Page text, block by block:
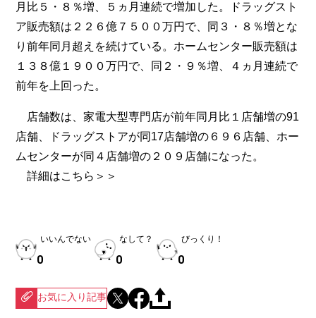
月比５・８％増、５ヵ月連続で増加した。ドラッグスト
ア販売額は２２６億７５００万円で、同３・８％増とな
り前年同月超えを続けている。ホームセンター販売額は
１３８億１９００万円で、同２・９％増、４ヵ月連続で
前年を上回った。
店舗数は、家電大型専門店が前年同月比１店舗増の91
店舗、ドラッグストアが同17店舗増の６９６店舗、ホー
ムセンターが同４店舗増の２０９店舗になった。
詳細はこちら＞＞
いいんでない
0
なして？
0
びっくり！
0
お気に入り記事